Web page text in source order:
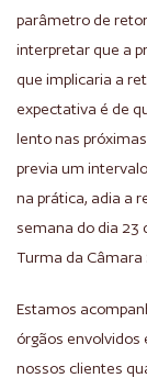
parâmetro de
interpretar que a
que implicaria a
expectativa é de
lento nas
previa um
na prática, adia a
semana do dia 23
Turma da Câmara
Estamos
órgãos envolvidos
nossos clientes